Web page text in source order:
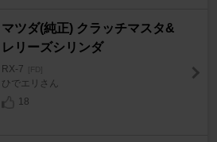
マツダ(純正) クラッチマスタ&
レリーズシリンダ
RX-7 [FD]
ひでエリさん
18